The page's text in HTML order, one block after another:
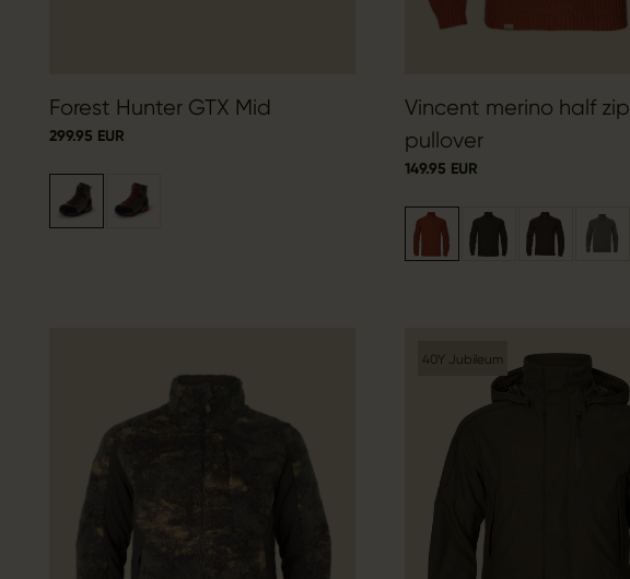
Forest Hunter GTX Mid
299.95 EUR
Vincent merino half zip
pullover
149.95 EUR
40Y Jubileum